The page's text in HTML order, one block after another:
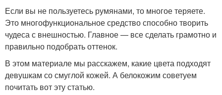
Если вы не пользуетесь румянами, то многое теряете.
Это многофункциональное средство способно творить
чудеса с внешностью. Главное — все сделать грамотно и
правильно подобрать оттенок.
В этом материале мы расскажем, какие цвета подходят
девушкам со смуглой кожей. А белокожим советуем
почитать вот эту статью.